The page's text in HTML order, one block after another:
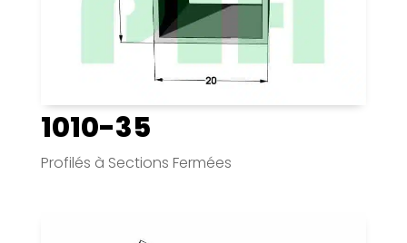
1010-35
Profilés à Sections Fermées